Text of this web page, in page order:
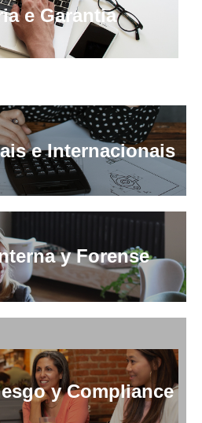
e Garantia
e Internacionais
y Forense
y Compliance